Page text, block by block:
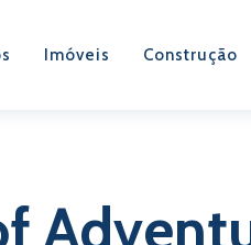
Imóveis Construção